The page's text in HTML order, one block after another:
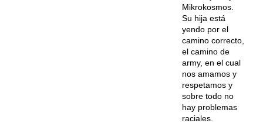
Mikrokosmos.
Su hija está
yendo por el
camino correcto,
el camino de
army, en el cual
nos amamos y
respetamos y
sobre todo no
hay problemas
raciales.